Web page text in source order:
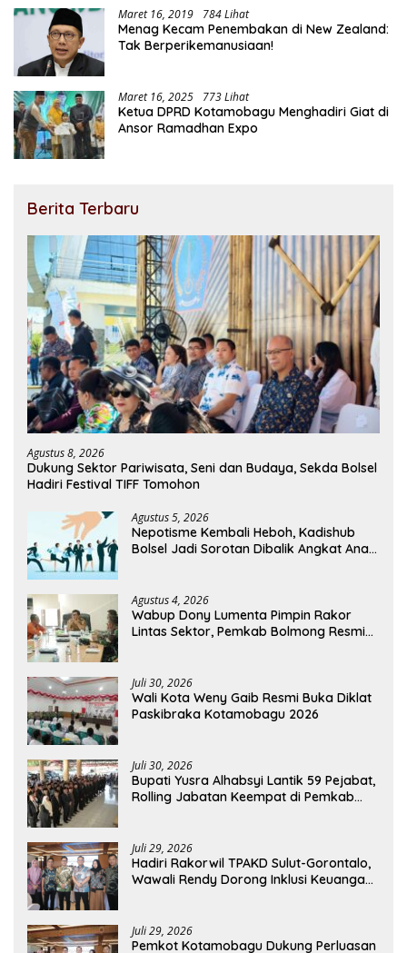
Maret 16, 2019 784 Lihat
Menag Kecam Penembakan di New Zealand:
Tak Berperikemanusiaan!
Maret 16, 2025 773 Lihat
Ketua DPRD Kotamobagu Menghadiri Giat di
Ansor Ramadhan Expo
Berita Terbaru
Agustus 8, 2026
Dukung Sektor Pariwisata, Seni dan Budaya, Sekda Bolsel
Hadiri Festival TIFF Tomohon
Agustus 5, 2026
Nepotisme Kembali Heboh, Kadishub
Bolsel Jadi Sorotan Dibalik Angkat Anak
Agustus 4, 2026
Wabup Dony Lumenta Pimpin Rakor
Lintas Sektor, Pemkab Bolmong Resmi
Juli 30, 2026
Wali Kota Weny Gaib Resmi Buka Diklat
Paskibraka Kotamobagu 2026
Juli 30, 2026
Bupati Yusra Alhabsyi Lantik 59 Pejabat,
Rolling Jabatan Keempat di Pemkab
Juli 29, 2026
Hadiri Rakorwil TPAKD Sulut-Gorontalo,
Wawali Rendy Dorong Inklusi Keuangan
Juli 29, 2026
Pemkot Kotamobagu Dukung Perluasan